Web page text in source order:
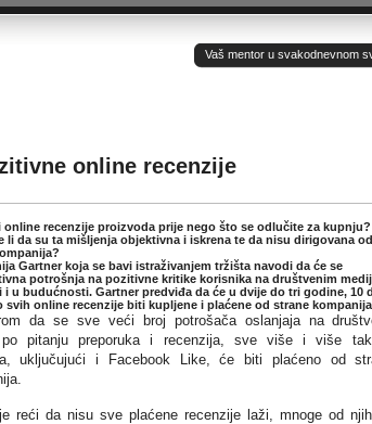
Vaš mentor u svakodnevnom
online recenzije
online recenzije proizvoda prije nego što se odlučite za kupnju?
li da su ta mišljenja objektivna i iskrena te da nisu dirigovana od
Gartner koja se bavi istraživanjem tržišta navodi da će se
potrošnja na pozitivne kritike korisnika na društvenim
i u budućnosti. Gartner predviđa da će u dvije do tri godine, 10
svih online recenzije biti kupljene i plaćene od strane
da se sve veći broj potrošača oslanjaja na
po pitanju preporuka i recenzija, sve više i više
uključujući i Facebook Like, će biti plaćeno od
reći da nisu sve plaćene recenzije laži, mnoge od